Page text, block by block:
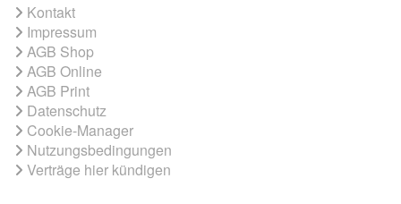
Kontakt
Impressum
AGB Shop
AGB Online
AGB Print
Datenschutz
Cookie-Manager
Nutzungsbedingungen
Verträge hier kündigen